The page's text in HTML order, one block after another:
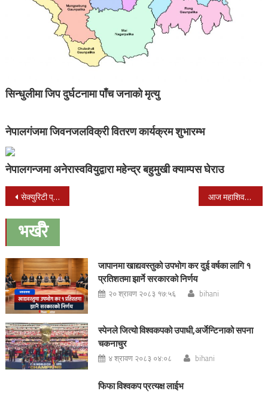
सिन्धुलीमा जिप दुर्घटनामा पाँच जनाको मृत्यु
नेपालगंजमा जिवनजलविक्री वितरण कार्यक्रम शुभारम्भ
नेपालगन्जमा अनेरास्ववियुद्वारा महेन्द्र बहुमुखी क्याम्पस घेराउ
Post
navigation
सेक्युरिटी प्रेस खरिद प्रक्रिया रोक्न सरकारलाई लेखा समितिको निर्देशन आज महाशिवरात्रि पर्व देशभर मनाईदै
भर्खरै
जापानमा खाद्यवस्तुको उपभोग कर दुई वर्षका लागि १
प्रतिशतमा झार्ने सरकारको निर्णय
२० श्रावण २०८३ १७:५६ bihani
स्पेनले जित्यो विश्वकपको उपाधी,अर्जेन्टिनाको सपना
चकनाचुर
४ श्रावण २०८३ ०४:०८ bihani
फिफा विश्वकप प्रत्यक्ष लाईभ